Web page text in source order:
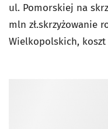
ul. Pomorskiej na
mln zł.skrzyżowanie
Wielkopolskich, koszt